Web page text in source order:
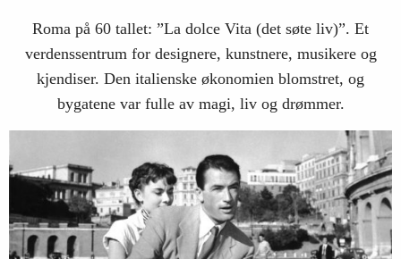
Roma på 60 tallet: ”La dolce Vita (det søte liv)”. Et
verdenssentrum for designere, kunstnere, musikere og
kjendiser. Den italienske økonomien blomstret, og
bygatene var fulle av magi, liv og drømmer.